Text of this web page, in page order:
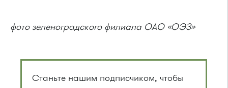
фото зеленоградского филиала ОАО «ОЭЗ»
Станьте нашим подписчиком, чтобы